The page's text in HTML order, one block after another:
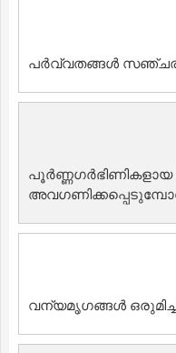
പര്‍വ്വതങ്ങള്‍
പൂര്‍ണ്ണഗര്‍ഭിണികളായ
വന്യമൃഗങ്ങള്‍